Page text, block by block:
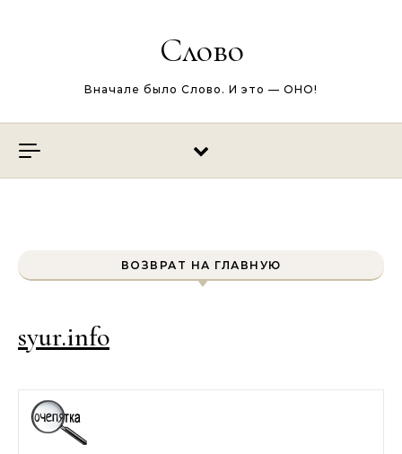
Слово
Вначале было Слово. И это — ОНО!
ВОЗВРАТ НА ГЛАВНУЮ
syur.info